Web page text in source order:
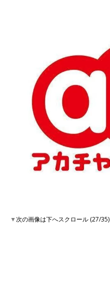
▼次の画像は下へスクロール (27/35)